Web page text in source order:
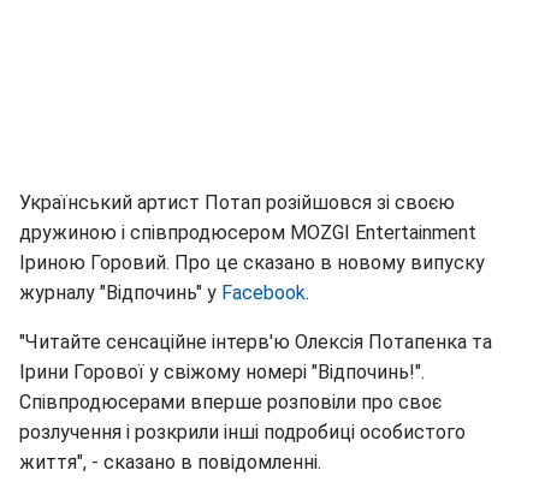
Український артист Потап розійшовся зі своєю
дружиною і співпродюсером MOZGI Entertainment
Іриною Горовий. Про це сказано в новому випуску
журналу "Відпочинь" у Facebook.
"Читайте сенсаційне інтерв'ю Олексія Потапенка та
Ірини Горової у свіжому номері "Відпочинь!".
Співпродюсерами вперше розповіли про своє
розлучення і розкрили інші подробиці особистого
життя", - сказано в повідомленні.